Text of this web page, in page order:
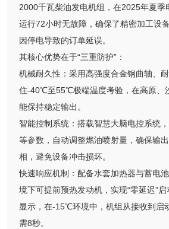
2000千瓦柴油发电机组，在2025年夏季
运行72小时无故障，确保了精密加工设
因停电导致的订单延误。
其核心优势在于“三重防护”：
机械耐久性：采用高强度合金钢曲轴、
住-40℃至55℃极端温度考验，在高原、
能保持稳定输出。
智能控制系统：搭载智慧大脑电控系统
等参数，自动调整燃油喷射量，确保输
相，避免设备冲击损坏。
快速响应机制：配备水套加热器与蓄电
境下可提前预热发动机，实现“零延迟”
显示，在-15℃环境中，机组从接收到启
需8秒。